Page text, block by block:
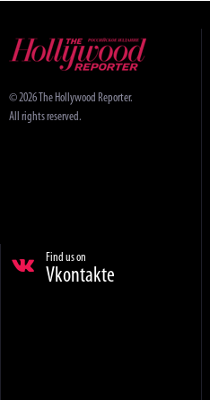
© 2026 The Hollywood Reporter.
All rights reserved.
Find us on
Vkontakte